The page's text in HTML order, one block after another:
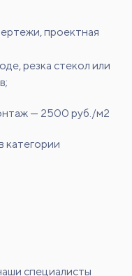
проектная
резка стекол или
— 2500 руб./м2
категории
специалисты